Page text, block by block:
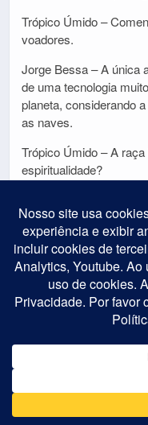
Trópico Úmido –
voadores.
Jorge Bessa – A única
de uma tecnologia
planeta, considerando
as naves.
Trópico Úmido – A
espiritualidade?
centenas de obras
enxameia o Universo é
seus auxiliares –
e capacidade de difícil
atual nível de
Cósmicos, ou Siderais,
realização da
Filhos de Deus, que
que, partindo do
chegar aos chamados
cósmicos. Apesar de
processo evolutivo